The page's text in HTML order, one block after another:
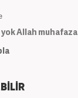
Allah muhafaza